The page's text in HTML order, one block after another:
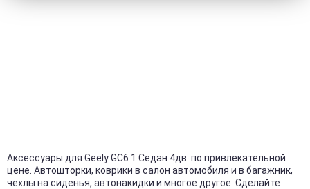
Аксессуары для Geely GC6 1 Седан 4дв. по привлекательной
цене. Автошторки, коврики в салон автомобиля и в багажник,
чехлы на сиденья, автонакидки и многое другое. Сделайте